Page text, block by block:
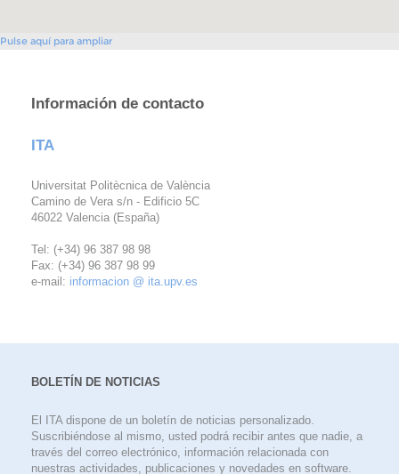
Pulse aquí para ampliar
Información de contacto
ITA
Universitat Politècnica de València
Camino de Vera s/n - Edificio 5C
46022 Valencia (España)
Tel: (+34) 96 387 98 98
Fax: (+34) 96 387 98 99
e-mail: informacion @ ita.upv.es
BOLETÍN DE NOTICIAS
El ITA dispone de un boletín de noticias personalizado.
Suscribiéndose al mismo, usted podrá recibir antes que nadie, a
través del correo electrónico, información relacionada con
nuestras actividades, publicaciones y novedades en software.